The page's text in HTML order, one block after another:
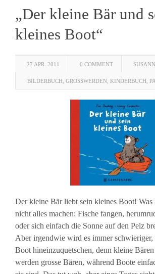
„Der kleine Bär und
kleines Boot“
27 APR. 2011 0 COMMENT
BILDERBUCH GROSSWERDEN KINDERBUCH
Der kleine Bär liebt sein kleines Boot! Was
nicht alles machen: Fische fangen,
oder sich einfach die Sonne auf den Pelz
Aber irgendwie wird es immer schwieriger,
Boot hineinzuquetschen, denn kleine
werden grosse Bären, während Boote